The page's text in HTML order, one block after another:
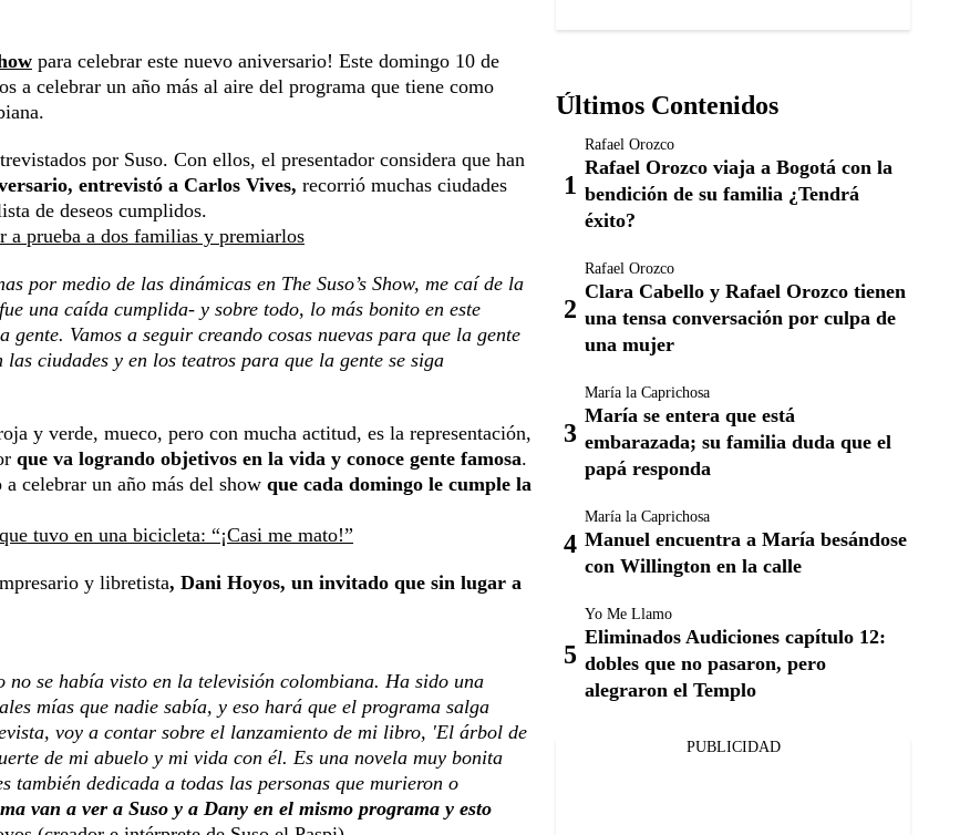
para celebrar este nuevo aniversario! Este domingo 10 de
a celebrar un año más al aire del programa que tiene como
por Suso. Con ellos, el presentador considera que han
entrevistó a Carlos Vives, recorrió muchas ciudades
de deseos cumplidos.
a prueba a dos familias y premiarlos
por medio de las dinámicas en The Suso’s Show, me caí de la
una caída cumplida- y sobre todo, lo más bonito en este
Vamos a seguir creando cosas nuevas para que la gente
ciudades y en los teatros para que la gente se siga
y verde, mueco, pero con mucha actitud, es la representación,
que va logrando objetivos en la vida y conoce gente famosa.
celebrar un año más del show que cada domingo le cumple la
tuvo en una bicicleta: “¡Casi me mato!”
y libretista, Dani Hoyos, un invitado que sin lugar a
no se había visto en la televisión colombiana. Ha sido una
mías que nadie sabía, y eso hará que el programa salga
voy a contar sobre el lanzamiento de mi libro, 'El árbol de
de mi abuelo y mi vida con él. Es una novela muy bonita
también dedicada a todas las personas que murieron o
van a ver a Suso y a Dany en el mismo programa y esto
Últimos Contenidos
Rafael Orozco
Rafael Orozco viaja a Bogotá con la
bendición de su familia ¿Tendrá
éxito?
Rafael Orozco
Clara Cabello y Rafael Orozco tienen
una tensa conversación por culpa de
una mujer
María la Caprichosa
María se entera que está
embarazada; su familia duda que el
papá responda
María la Caprichosa
Manuel encuentra a María besándose
con Willington en la calle
Yo Me Llamo
Eliminados Audiciones capítulo 12:
dobles que no pasaron, pero
alegraron el Templo
PUBLICIDAD